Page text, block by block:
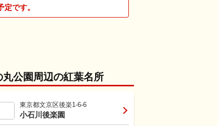
です。
丸公園周辺の紅葉名所
東京都文京区後楽1-6-6
小石川後楽園